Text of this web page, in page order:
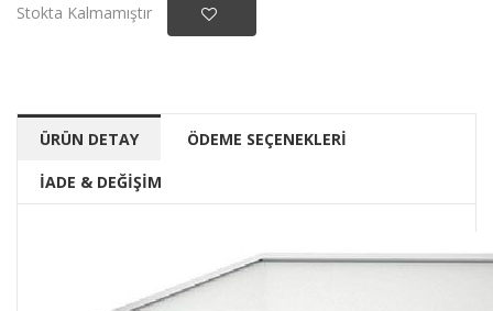
Stokta Kalmamıştır
ÜRÜN DETAY ÖDEME SEÇENEKLERİ
İADE & DEĞİŞİM